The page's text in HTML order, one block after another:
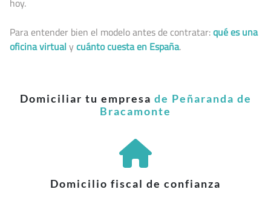
hoy.
Para entender bien el modelo antes de contratar:qué es una
oficina virtual ycuánto cuesta en España.
Domiciliar tu empresa de Peñaranda de
Bracamonte
Domicilio fiscal de confianza